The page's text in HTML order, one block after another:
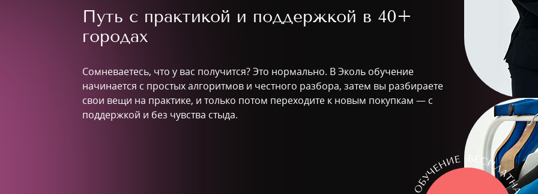
Путь с практикой и поддержкой в 40+
городах
Сомневаетесь, что у вас получится? Это нормально. В Эколь обучение
начинается с простых алгоритмов и честного разбора, затем вы разбираете
свои вещи на практике, и только потом переходите к новым покупкам — с
поддержкой и без чувства стыда.